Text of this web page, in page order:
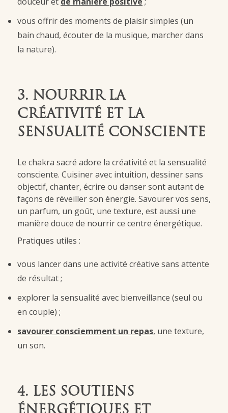
vous offrir des moments de plaisir simples (un
bain chaud, écouter de la musique, marcher dans
la nature).
3. NOURRIR LA
CRÉATIVITÉ ET LA
SENSUALITÉ CONSCIENTE
Le chakra sacré adore la créativité et la sensualité
consciente. Cuisiner avec intuition, dessiner sans
objectif, chanter, écrire ou danser sont autant de
façons de réveiller son énergie. Savourer vos sens,
un parfum, un goût, une texture, est aussi une
manière douce de nourrir ce centre énergétique.
Pratiques utiles :
vous lancer dans une activité créative sans attente
de résultat ;
explorer la sensualité avec bienveillance (seul ou
en couple) ;
savourer consciemment un repas, une texture,
un son.
4. LES SOUTIENS